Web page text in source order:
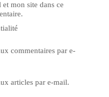
mon site dans ce
commentaires par e-
articles par e-mail.